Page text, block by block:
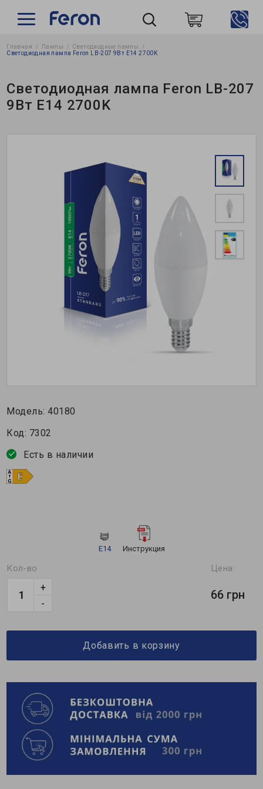
Главная Лампы
Светодиодные лампы
Светодиодная лампа Feron LB-207 9Вт E14 2700K
Светодиодная лампа Feron LB-207
9Вт E14 2700K
Модель:40180
Код: 7302
Есть в наличии
E14 Инструкция
Кол-во
-
+
Цена:
66 грн
Добавить в корзину